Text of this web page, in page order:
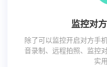
监控对
除了可以监控开启对方手
音录制、远程拍照、监控
实